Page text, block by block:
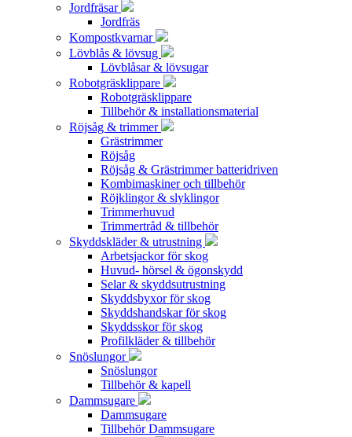
Jordfräsar
Jordfräs
Kompostkvarnar
Lövblås & lövsug
Lövblåsar & lövsugar
Robotgräsklippare
Robotgräsklippare
Tillbehör & installationsmaterial
Röjsåg & trimmer
Grästrimmer
Röjsåg
Röjsåg & Grästrimmer batteridriven
Kombimaskiner och tillbehör
Röjklingor & slyklingor
Trimmerhuvud
Trimmertråd & tillbehör
Skyddskläder & utrustning
Arbetsjackor för skog
Huvud- hörsel & ögonskydd
Selar & skyddsutrustning
Skyddsbyxor för skog
Skyddshandskar för skog
Skyddsskor för skog
Profilkläder & tillbehör
Snöslungor
Snöslungor
Tillbehör & kapell
Dammsugare
Dammsugare
Tillbehör Dammsugare